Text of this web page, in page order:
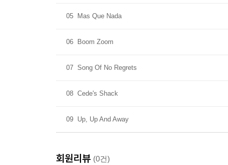
05 Mas Que Nada
06 Boom Zoom
07 Song Of No Regrets
08 Cede's Shack
09 Up, Up And Away
회원리뷰 (0건)